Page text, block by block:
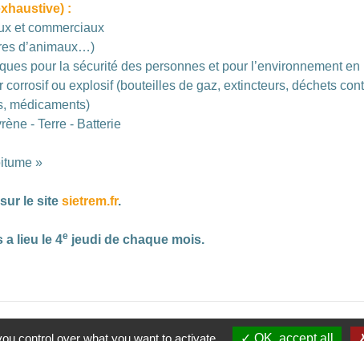
:
et commerciaux
d’animaux…)
pour la sécurité des personnes et pour l’environnement
ou explosif (bouteilles de gaz, extincteurs, déchets
médicaments)
- Terre - Batterie
»
le sitesietrem.fr.
a lieu le 4e jeudi de chaque mois.
control over what you want to activate OK, accept all